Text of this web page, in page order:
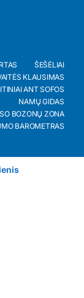
ŠEŠĖLIAI
KLAUSIMAS
ANT SOFOS
NAMŲ GIDAS
BOZONŲ ZONA
BAROMETRAS